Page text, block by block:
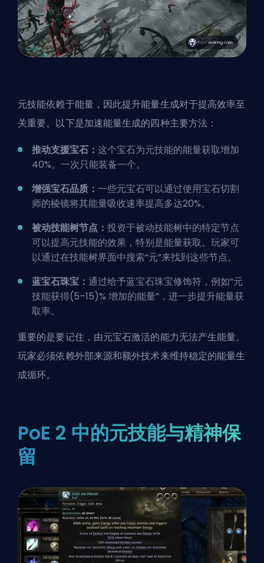
元技能依赖于能量，因此提升能量生成对于提高效率至
关重要。以下是加速能量生成的四种主要方法：
推动支援宝石： 这个宝石为元技能的能量获取增加
40%。一次只能装备一个。
增强宝石品质： 一些元宝石可以通过使用宝石切割
师的棱镜将其能量吸收速率提高多达20%。
被动技能树节点： 投资于被动技能树中的特定节点
可以提高元技能的效果，特别是能量获取。玩家可
以通过在技能树界面中搜索“元”来找到这些节点。
蓝宝石珠宝： 通过给予蓝宝石珠宝修饰符，例如“元
技能获得(5–15)% 增加的能量”，进一步提升能量获
取率。
重要的是要记住，由元宝石激活的能力无法产生能量。
玩家必须依赖外部来源和额外技术来维持稳定的能量生
成循环。
PoE 2 中的元技能与精神保
留